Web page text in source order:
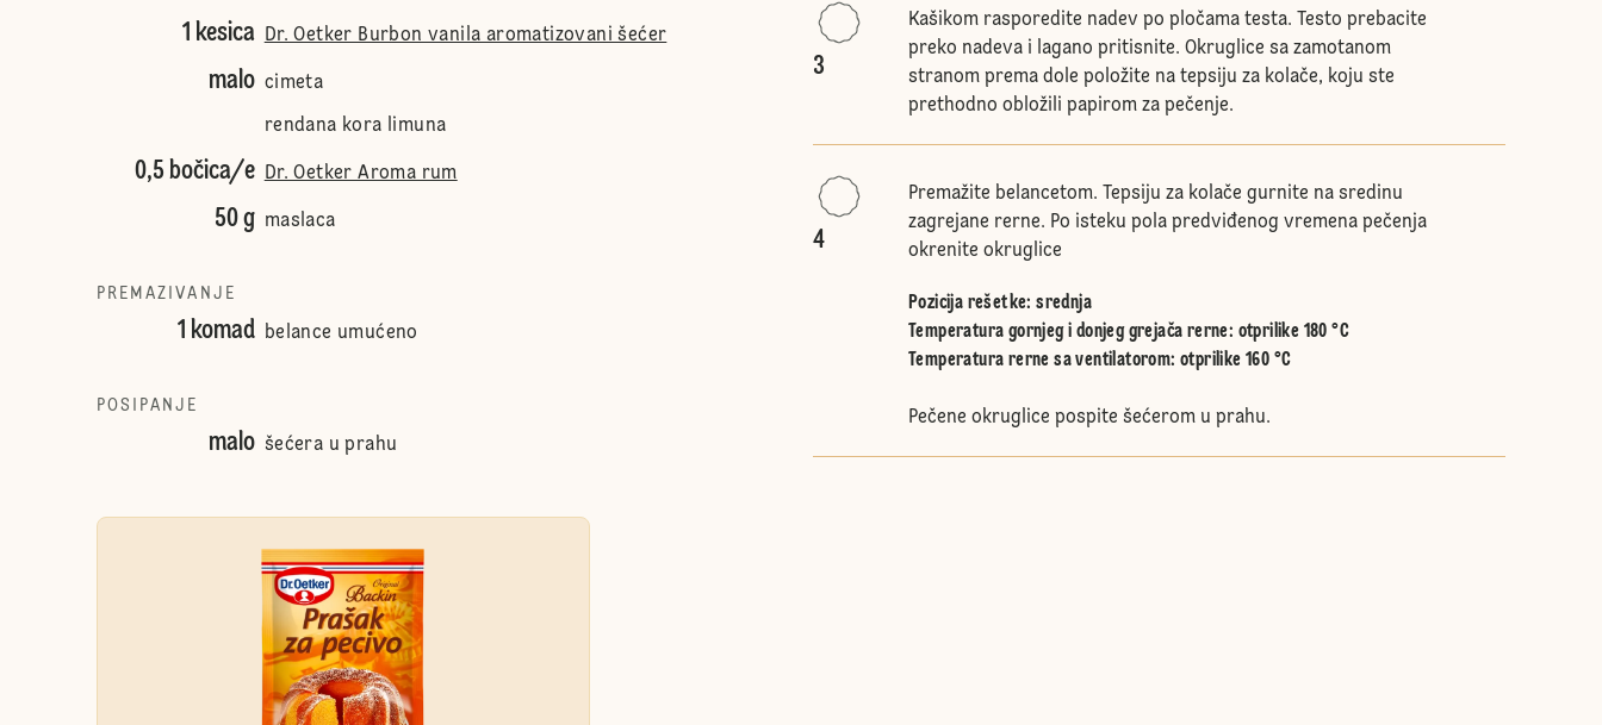
1 kesica Dr. Oetker Burbon vanila aromatizovani šećer
malo cimeta
rendana kora limuna
0,5 bočica/e Dr. Oetker Aroma rum
50 g maslaca
PREMAZIVANJE
1 komad belance umućeno
POSIPANJE
malo šećera u prahu
3
Kašikom rasporedite nadev po pločama testa. Testo prebacite
preko nadeva i lagano pritisnite. Okruglice sa zamotanom
stranom prema dole položite na tepsiju za kolače, koju ste
prethodno obložili papirom za pečenje.
4
Premažite belancetom. Tepsiju za kolače gurnite na sredinu
zagrejane rerne. Po isteku pola predviđenog vremena pečenja
okrenite okruglice
Pozicija rešetke:srednja
Temperatura gornjeg i donjeg grejača rerne: otprilike 180 °C
Temperatura rerne sa ventilatorom: otprilike 160 °C
Pečene okruglice pospite šećerom u prahu.